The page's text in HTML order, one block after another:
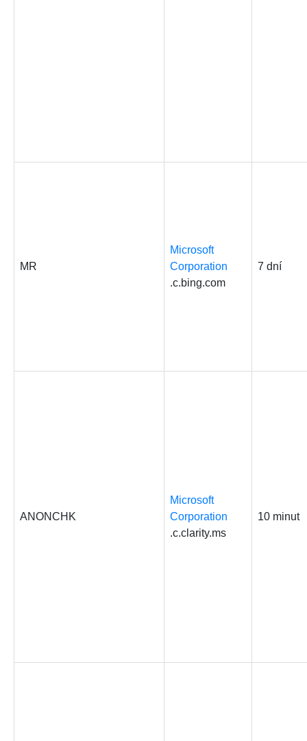
MR
Microsoft
Corporation
.c.bing.com
7 dní
ANONCHK
Microsoft
Corporation
.c.clarity.ms
10 minut